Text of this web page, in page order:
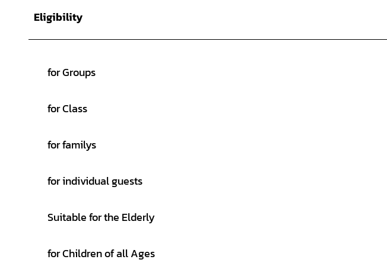
Eligibility
for Groups
for Class
for familys
for individual guests
Suitable for the Elderly
for Children of all Ages